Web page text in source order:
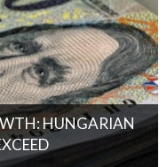
HUNGARIAN